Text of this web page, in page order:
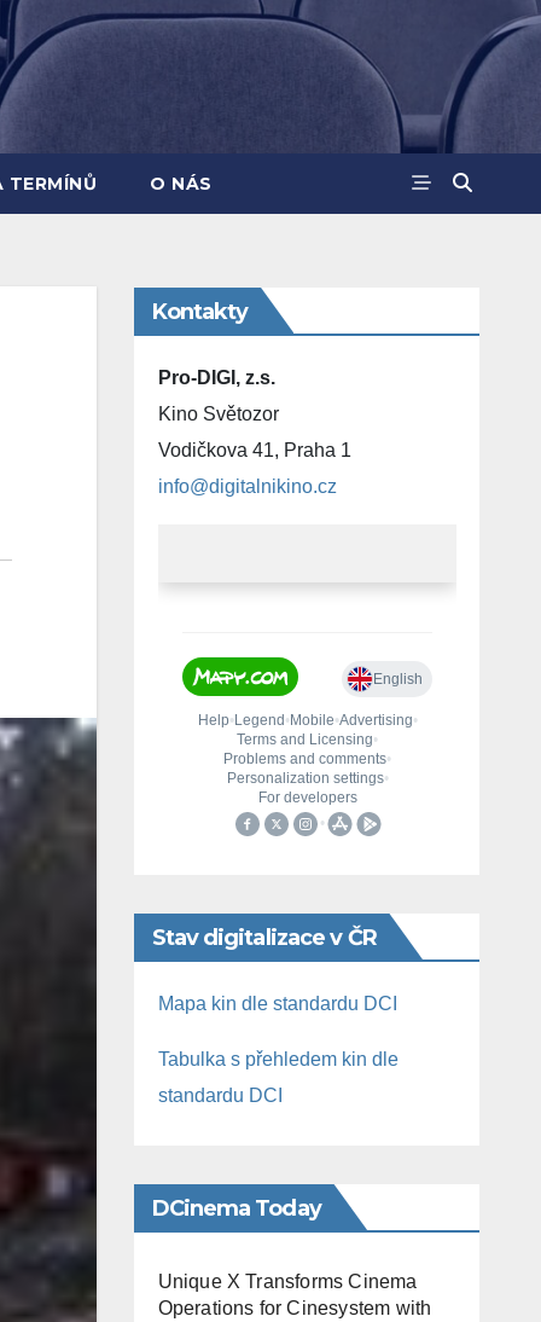
TERMÍNŮ O NÁS
Kontakty
Pro-DIGI, z.s.
Kino Světozor
Vodičkova 41, Praha 1
info@digitalnikino.cz
Stav digitalizace v ČR
Mapa kin dle standardu DCI
Tabulka s přehledem kin dle
standardu DCI
DCinema Today
Unique X Transforms Cinema
Operations for Cinesystem with